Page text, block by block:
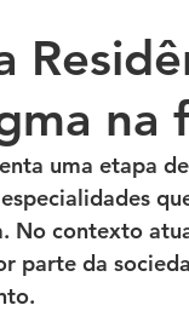
na
uma etapa
No contexto
parte da